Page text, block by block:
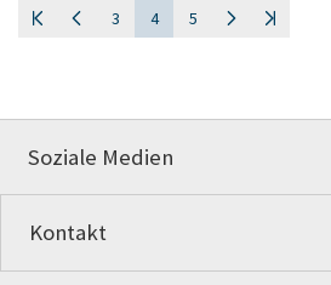
3 4 5
Soziale Medien
Kontakt